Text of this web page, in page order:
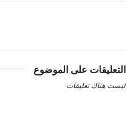
التعليقات على الموضوع
ليست هناك تعليقات